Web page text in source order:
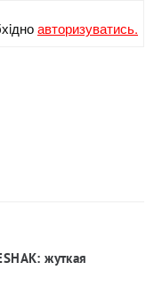
авторизуватись.
жуткая